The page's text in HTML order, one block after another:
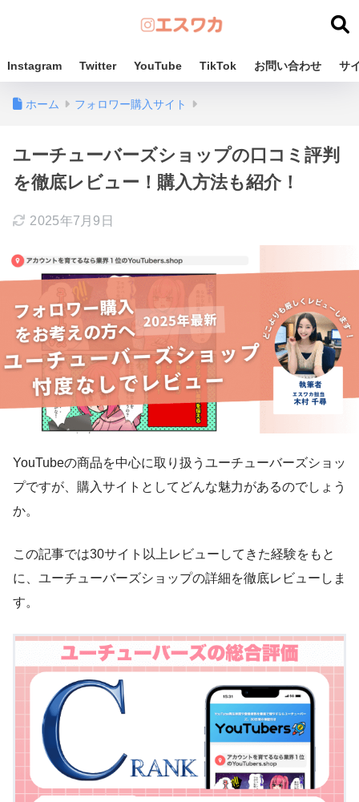
Instagram Twitter YouTube TikTok お問い合わせ サ
ホーム フォロワー購入サイト
ユーチューバーズショップの口コミ評判
を徹底レビュー！購入方法も紹介！
2025年7月9日
YouTubeの商品を中心に取り扱うユーチューバーズショッ
プですが、購入サイトとしてどんな魅力があるのでしょう
か。
この記事では30サイト以上レビューしてきた経験をもと
に、ユーチューバーズショップの詳細を徹底レビューしま
す。